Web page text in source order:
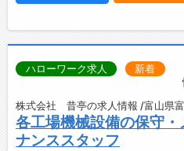
ハローワーク求人 新着
株式会社 昔亭の求人情報 /富山県
各工場機械設備の保守・
ナンススタッフ